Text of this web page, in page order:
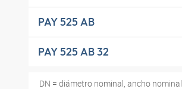
PAY 525 AB
PAY 525 AB 32
DN = diámetro nominal, ancho nominal